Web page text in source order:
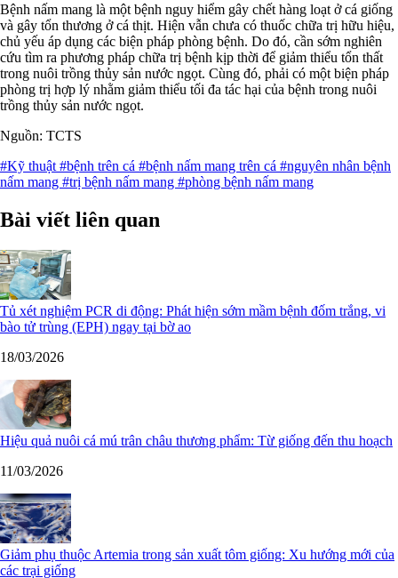
Bệnh nấm mang là một bệnh nguy hiểm gây chết hàng loạt ở cá giống
và gây tổn thương ở cá thịt. Hiện vẫn chưa có thuốc chữa trị hữu hiệu,
chủ yếu áp dụng các biện pháp phòng bệnh. Do đó, cần sớm nghiên
cứu tìm ra phương pháp chữa trị bệnh kịp thời để giảm thiểu tổn thất
trong nuôi trồng thủy sản nước ngọt. Cùng đó, phải có một biện pháp
phòng trị hợp lý nhằm giảm thiểu tối đa tác hại của bệnh trong nuôi
trồng thủy sản nước ngọt.
Nguồn: TCTS
#Kỹ thuật #bệnh trên cá #bệnh nấm mang trên cá #nguyên nhân bệnh
nấm mang #trị bệnh nấm mang #phòng bệnh nấm mang
Bài viết liên quan
Tủ xét nghiệm PCR di động: Phát hiện sớm mầm bệnh đốm trắng, vi
bào tử trùng (EPH) ngay tại bờ ao
18/03/2026
Hiệu quả nuôi cá mú trân châu thương phẩm: Từ giống đến thu hoạch
11/03/2026
Giảm phụ thuộc Artemia trong sản xuất tôm giống: Xu hướng mới của
các trại giống